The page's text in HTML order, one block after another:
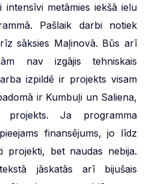
intensīvi metāmies iekšā ielu
Pašlaik darbi notiek
sāksies Maļinovā. Būs arī
nav izgājis tehniskais
izpildē ir projekts visam
ir Kumbuļi un Saliena,
Ja programma
finansējums, jo līdz
projekti, bet naudas nebija.
jāskatās arī bijušais